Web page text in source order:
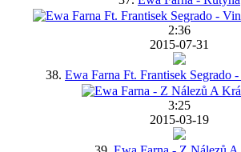
2:36
2015-07-31
38. Ewa Farna Ft. Frantisek Segrado
3:25
2015-03-19